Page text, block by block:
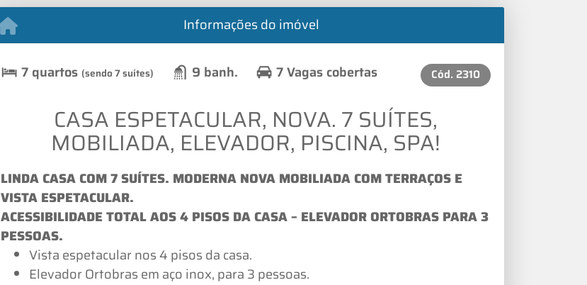
Informações do imóvel
7 quartos (sendo 7 suítes) 9 banh. 7 Vagas cobertas Cód. 2310
CASA ESPETACULAR, NOVA. 7 SUÍTES,
MOBILIADA, ELEVADOR, PISCINA, SPA!
LINDA CASA COM 7 SUÍTES. MODERNA NOVA MOBILIADA COM TERRAÇOS E
VISTA ESPETACULAR.
ACESSIBILIDADE TOTAL AOS 4 PISOS DA CASA – ELEVADOR ORTOBRAS PARA 3
PESSOAS.
Vista espetacular nos 4 pisos da casa.
Elevador Ortobras em aço inox, para 3 pessoas.